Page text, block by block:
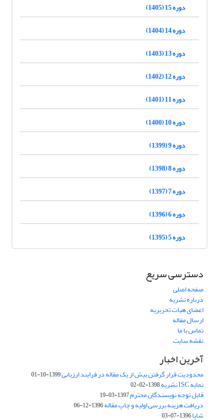
دوره 15 (1405)
دوره 14 (1404)
دوره 13 (1403)
دوره 12 (1402)
دوره 11 (1401)
دوره 10 (1400)
دوره 9 (1399)
دوره 8 (1398)
دوره 7 (1397)
دوره 6 (1396)
دوره 5 (1395)
دسترسی سریع
صفحه اصلی
درباره نشریه
اعضای هیات تحریریه
ارسال مقاله
تماس با ما
نقشه سایت
آخرین اخبار
محدودیت قرار گرفتن بیش از یک مقاله در فرایند ارزیابی1399-10-01
نمایه ISC نشریه 1398-02-02
قابل توجه نویسندگان محترم1397-03-19
دریافت هزینه بررسی اولیه و چاپ مقاله1396-12-06
شاپا1396-07-03